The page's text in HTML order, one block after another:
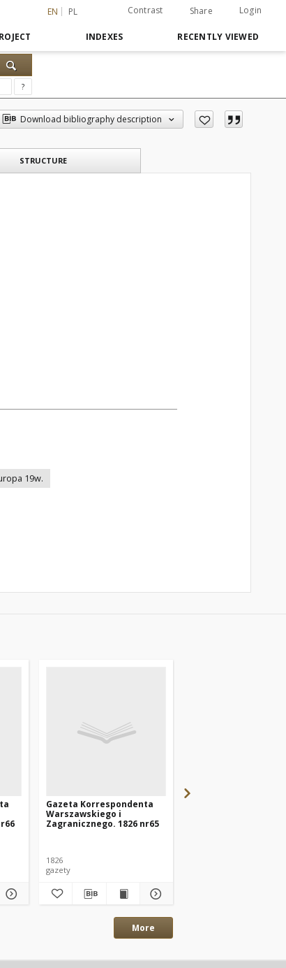
EN PL Contrast Share Login
INDEXES RECENTLY VIEWED
?
Download bibliography description
STRUCTURE
19w.
Gazeta Korrespondenta
Warszawskiego i
Zagranicznego. 1826 nr65
1826
gazety
More